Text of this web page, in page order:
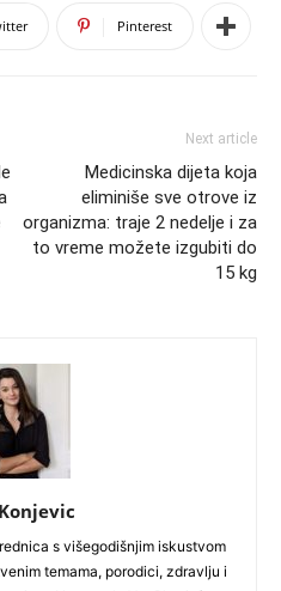
Pinterest
Next article
Medicinska dijeta koja
eliminiše sve otrove iz
organizma: traje 2 nedelje i za
to vreme možete izgubiti do
15 kg
s višegodišnjim iskustvom
temama, porodici, zdravlju i